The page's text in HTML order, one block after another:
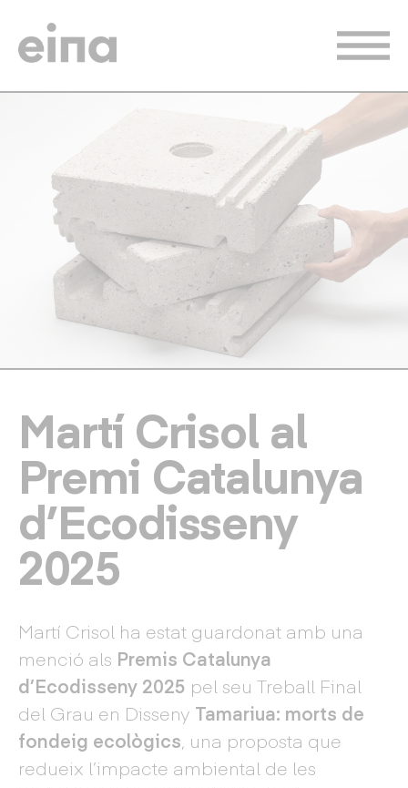
Martí Crisol al
Premi Catalunya
d’Ecodisseny
2025
Martí Crisol ha estat guardonat amb una
menció als Premis Catalunya
d’Ecodisseny 2025 pel seu Treball Final
del Grau en Disseny Tamariua: morts de
fondeig ecològics, una proposta que
redueix l’impacte ambiental de les